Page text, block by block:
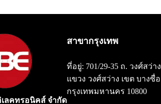
ลคทรอนิคส์ จำกัด
สาขากรุงเทพ
ที่อยู่: 701/29-35 ถ. วงศ์สว่าง
แขวง วงศ์สว่าง เขต บางซื่อ
กรุงเทพมหานคร 10800